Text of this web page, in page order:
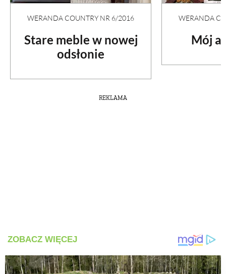
WERANDA COUNTRY NR 6/2016
Stare meble w nowej
odsłonie
WERANDA
Mój
REKLAMA